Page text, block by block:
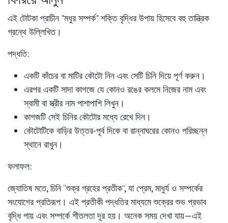
এই টোটকা প্রাচীন "মধুর সম্পর্ক" শক্তি বৃদ্ধির উপায় হিসেবে বহু তান্ত্রিক
গ্রন্থে উল্লিখিত।
পদ্ধতি:
একটি কাঁচের বা মাটির কৌটো নিন এবং সেটি চিনি দিয়ে পূর্ণ করুন।
এরপর একটি সাদা কাগজে যে কোনও রঙের কলমে নিজের নাম এবং
স্বামী বা স্ত্রীর নাম পাশাপাশি লিখুন।
কাগজটি সেই চিনির কৌটোর মধ্যে রেখে দিন।
কৌটোটিকে বাড়ির উত্তর-পূর্ব দিকে বা রান্নাঘরের কোনও পরিচ্ছন্ন
স্থানে রাখুন।
ফলাফল:
জ্যোতিষ মতে, চিনি “শুক্র গ্রহের প্রতীক”, যা প্রেম, মাধুর্য ও সম্পর্কের
সংযোগের প্রতিরূপ। এই প্রতীকী পদ্ধতির মাধ্যমে শুক্রের শুভ প্রভাব
বৃদ্ধি পায় এবং সম্পর্কে শীতলতা দূর হয়। অনেক সময় দেখা যায়—এই